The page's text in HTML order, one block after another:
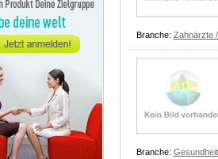
Branche: Zahnärzte
Branche: